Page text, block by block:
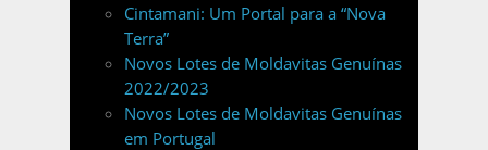
Cintamani: Um Portal para a “Nova
Terra”
Novos Lotes de Moldavitas Genuínas
2022/2023
Novos Lotes de Moldavitas Genuínas
em Portugal